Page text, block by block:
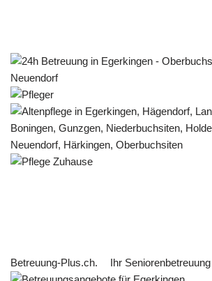
Betreuung-Plus.ch. Ihr